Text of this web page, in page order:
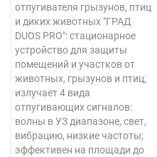
отпугивателя грызунов, птиц
и диких животных "ГРАД
DUOS PRO": стационарное
устройство для защиты
помещений и участков от
животных, грызунов и птиц;
излучает 4 вида
отпугивающих сигналов:
волны в УЗ диапазоне, свет,
вибрацию, низкие частоты;
эффективен на площади до